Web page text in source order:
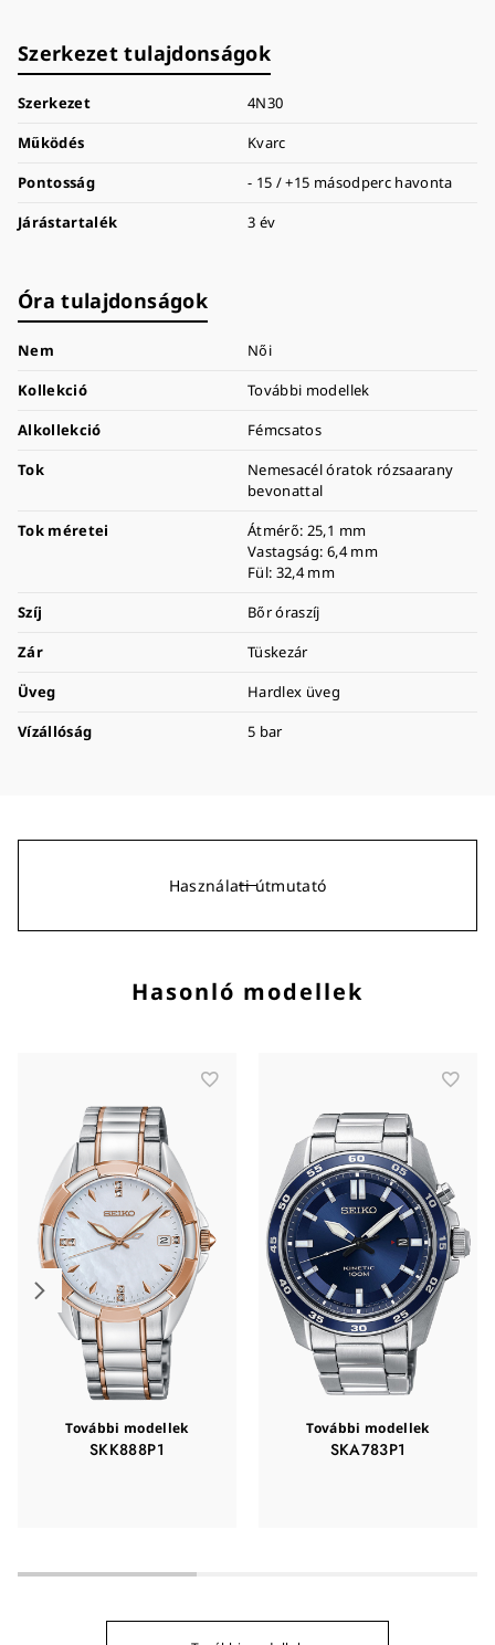
Szerkezet tulajdonságok
Szerkezet
4N30
Működés
Kvarc
Pontosság
- 15 / +15 másodperc havonta
Járástartalék
3 év
Óra tulajdonságok
Nem
Női
Kollekció
További modellek
Alkollekció
Fémcsatos
Tok
Nemesacél óratok rózsaarany
bevonattal
Tok méretei
Átmérő: 25,1 mm
Vastagság: 6,4 mm
Fül: 32,4 mm
Szíj
Bőr óraszíj
Zár
Tüskezár
Üveg
Hardlex üveg
Vízállóság
5 bar
Használati útmutató
Hasonló modellek
További modellek
SKK888P1
További modellek
SKA783P1